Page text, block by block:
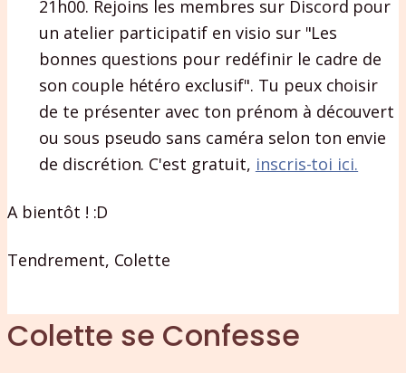
21h00. Rejoins les membres sur Discord pour
un atelier participatif en visio sur "Les
bonnes questions pour redéfinir le cadre de
son couple hétéro exclusif". Tu peux choisir
de te présenter avec ton prénom à découvert
ou sous pseudo sans caméra selon ton envie
de discrétion. C'est gratuit, inscris-toi ici.
A bientôt ! :D
Tendrement, Colette
Colette se Confesse